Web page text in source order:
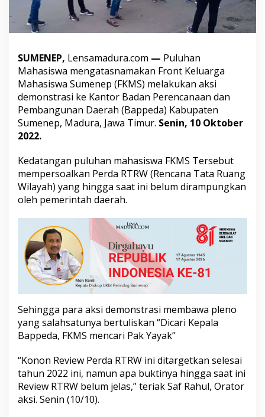
a
R
R
W
,
F
K
M
S
o
B
a
p
p
e
d
a
e
n
p
SUMENEP, Lensamadura.com — Puluhan
Mahasiswa mengatasnamakan Front Keluarga
Mahasiswa Sumenep (FKMS) melakukan aksi
demonstrasi ke Kantor Badan Perencanaan dan
Pembangunan Daerah (Bappeda) Kabupaten
Sumenep, Madura, Jawa Timur. Senin, 10 Oktober
2022.
Kedatangan puluhan mahasiswa FKMS Tersebut
mempersoalkan Perda RTRW (Rencana Tata Ruang
Wilayah) yang hingga saat ini belum dirampungkan
oleh pemerintah daerah.
Sehingga para aksi demonstrasi membawa pleno
yang salahsatunya bertuliskan “Dicari Kepala
Bappeda, FKMS mencari Pak Yayak”
“Konon Review Perda RTRW ini ditargetkan selesai
tahun 2022 ini, namun apa buktinya hingga saat ini
Review RTRW belum jelas,” teriak Saf Rahul, Orator
aksi. Senin (10/10).